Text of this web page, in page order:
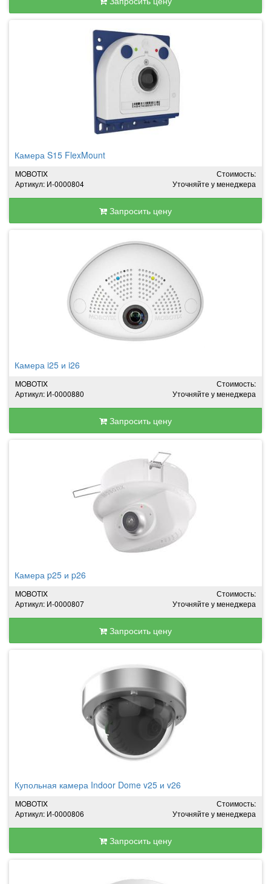
Камера S15 FlexMount
MOBOTIX
Артикул: И-0000804
Стоимость:
Уточняйте у менеджера
Запросить цену
Камера i25 и i26
MOBOTIX
Артикул: И-0000880
Стоимость:
Уточняйте у менеджера
Запросить цену
Камера p25 и p26
MOBOTIX
Артикул: И-0000807
Стоимость:
Уточняйте у менеджера
Запросить цену
Купольная камера Indoor Dome v25 и v26
MOBOTIX
Артикул: И-0000806
Стоимость:
Уточняйте у менеджера
Запросить цену